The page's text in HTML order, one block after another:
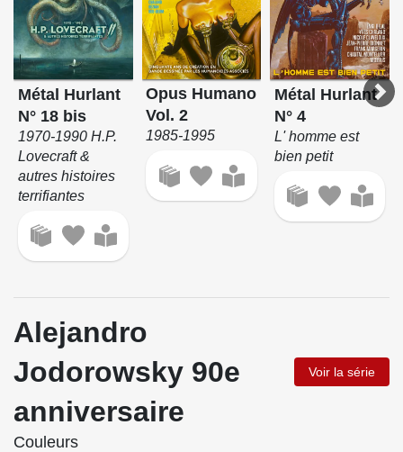
Métal Hurlant
N° 18 bis
1970-1990 H.P.
Lovecraft &
autres histoires
terrifiantes
Opus Humano
Vol. 2
1985-1995
Métal Hurlant
N° 4
L' homme est
bien petit
Alejandro
Jodorowsky 90e
anniversaire
Voir la série
Couleurs